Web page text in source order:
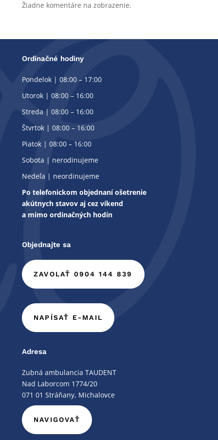
Žiadne komentáre na zobrazenie.
Ordinačné hodiny
Pondelok | 08:00 – 17:00
Utorok | 08:00 – 16:00
Streda | 08:00 – 16:00
Štvrtok | 08:00 – 16:00
Piatok | 08:00 – 16:00
Sobota | nerodinujeme
Nedeľa | neordinujeme
Po telefonickom objednaní ošetrenie
akútnych stavov aj cez víkend
a mimo ordinačných hodín
Objednajte sa
ZAVOLAŤ 0904 144 839
NAPÍSAŤ E-MAIL
Adresa
Zubná ambulancia TAUDENT
Nad Laborcom 1774/20
071 01 Stráňany, Michalovce
NAVIGOVAŤ